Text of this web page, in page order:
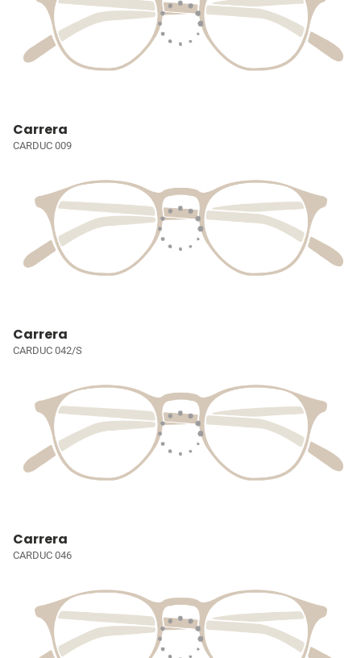
Carrera
CARDUC 009
Carrera
CARDUC 042/S
Carrera
CARDUC 046